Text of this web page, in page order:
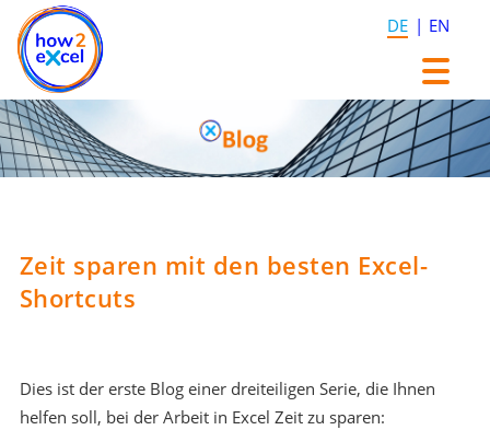
DE EN
Zum
Inhalt
springen
Zum
Inhalt
springen
Zeit sparen mit den besten Excel-
Shortcuts
Dies ist der erste Blog einer dreiteiligen Serie, die Ihnen
helfen soll, bei der Arbeit in Excel Zeit zu sparen: